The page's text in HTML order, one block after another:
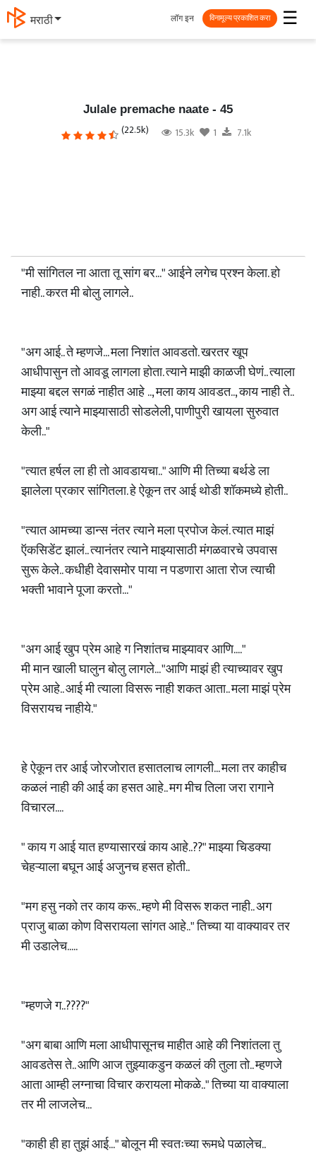
मराठी ☰
लॉग इन विनामूल्य प्रकाशित करा
Julale premache naate - 45
(22.5k) 15.3k 1 7.1k
"मी सांगितल ना आता तू सांग बर..." आईने लगेच प्रश्न केला. हो
नाही.. करत मी बोलु लागले..
"अग आई.. ते म्हणजे... मला निशांत आवडतो. खरतर खूप
आधीपासुन तो आवडू लागला होता. त्याने माझी काळजी घेणं.. त्याला
माझ्या बद्दल सगळं नाहीत आहे .., मला काय आवडत.., काय नाही ते..
अग आई त्याने माझ्यासाठी सोडलेली, पाणीपुरी खायला सुरुवात
केली.."
"त्यात हर्षल ला ही तो आवडायचा.." आणि मी तिच्या बर्थडे ला
झालेला प्रकार सांगितला. हे ऐकून तर आई थोडी शॉकमध्ये होती..
"त्यात आमच्या डान्स नंतर त्याने मला प्रपोज केलं. त्यात माझं
ऍकसिडेंट झालं.. त्यानंतर त्याने माझ्यासाठी मंगळवारचे उपवास
सुरू केले.. कधीही देवासमोर पाया न पडणारा आता रोज त्याची
भक्ती भावाने पूजा करतो..."
"अग आई खुप प्रेम आहे ग निशांतच माझ्यावर आणि...."
मी मान खाली घालुन बोलु लागले... "आणि माझं ही त्याच्यावर खुप
प्रेम आहे.. आई मी त्याला विसरू नाही शकत आता.. मला माझं प्रेम
विसरायच नाहीये."
हे ऐकून तर आई जोरजोरात हसातलाच लागली... मला तर काहीच
कळलं नाही की आई का हसत आहे.. मग मीच तिला जरा रागाने
विचारल....
" काय ग आई यात हण्यासारखं काय आहे..??" माझ्या चिडक्या
चेहऱ्याला बघून आई अजुनच हसत होती..
"मग हसु नको तर काय करू.. म्हणे मी विसरू शकत नाही.. अग
प्राजु बाळा कोण विसरायला सांगत आहे.." तिच्या या वाक्यावर तर
मी उडालेच.....
"म्हणजे ग..????"
"अग बाबा आणि मला आधीपासूनच माहीत आहे की निशांतला तु
आवडतेस ते.. आणि आज तुझ्याकडुन कळलं की तुला तो.. म्हणजे
आता आम्ही लग्नाचा विचार करायला मोकळे.." तिच्या या वाक्याला
तर मी लाजलेच...
"काही ही हा तुझं आई..." बोलून मी स्वतःच्या रूमधे पळालेच..